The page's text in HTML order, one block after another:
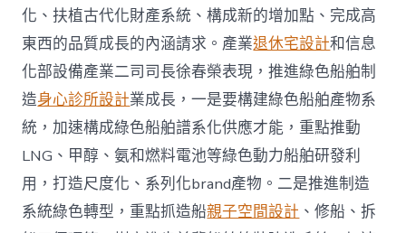
化、扶植古代化財產系統、構成新的增加點、完成高
東西的品質成長的內涵請求。產業退休宅設計和信息
化部設備產業二司司長徐春榮表現，推進綠色船舶制
造身心診所設計業成長，一是要構建綠色船舶產物系
統，加速構成綠色船舶譜系化供應才能，重點推動
LNG、甲醇、氨和燃料電池等綠色動力船舶研發利
用，打造尺度化、系列化brand產物。二是推進制造
系統綠色轉型，重點抓造船親子空間設計 、修船、拆